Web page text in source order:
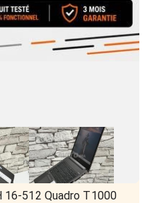
16-512 Quadro T1000